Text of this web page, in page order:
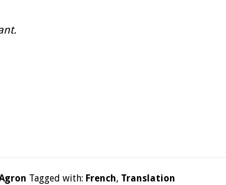
Tagged with: French, Translation